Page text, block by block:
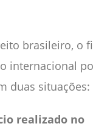
brasileiro, o
internacional
duas situações:
realizado no